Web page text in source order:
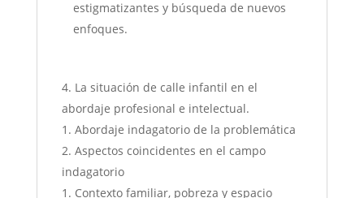
estigmatizantes y búsqueda de nuevos
enfoques.
La situación de calle infantil en el
abordaje profesional e intelectual.
Abordaje indagatorio de la problemática
Aspectos coincidentes en el campo
indagatorio
Contexto familiar, pobreza y espacio